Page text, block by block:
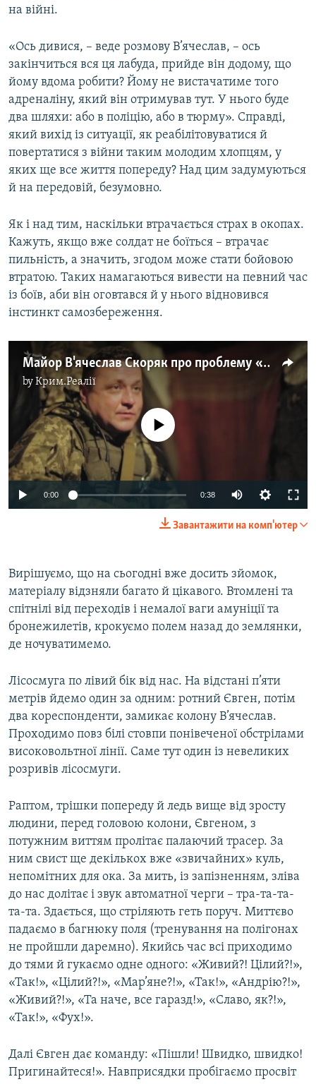
на війні.
«Ось дивися, – веде розмову В’ячеслав, – ось
закінчиться вся ця лабуда, прийде він додому, що
йому вдома робити? Йому не вистачатиме того
адреналіну, який він отримував тут. У нього буде
два шляхи: або в поліцію, або в тюрму». Справді,
який вихід із ситуації, як реабілітовуватися й
повертатися з війни таким молодим хлопцям, у
яких ще все життя попереду? Над цим задумуються
й на передовій, безумовно.
Як і над тим, наскільки втрачається страх в окопах.
Кажуть, якщо вже солдат не боїться – втрачає
пильність, а значить, згодом може стати бойовою
втратою. Таких намагаються вивести на певний час
із боїв, аби він оговтався й у нього відновився
інстинкт самозбереження.
Майор В'ячеслав Скоряк про проблему «повернення з війни»
byКрим.Реалії
No media source currently available
0:00 0:38
Завантажити на комп'ютер
Вирішуємо, що на сьогодні вже досить зйомок,
матеріалу відзняли багато й цікавого. Втомлені та
спітнілі від переходів і немалої ваги амуніції та
бронежилетів, крокуємо полем назад до землянки,
де ночуватимемо.
Лісосмуга по лівий бік від нас. На відстані п’яти
метрів йдемо один за одним: ротний Євген, потім
два кореспонденти, замикає колону В’ячеслав.
Проходимо повз білі стовпи понівеченої обстрілами
високовольтної лінії. Саме тут один із невеликих
розривів лісосмуги.
Раптом, трішки попереду й ледь вище від зросту
людини, перед головою колони, Євгеном, з
потужним виттям пролітає палаючий трасер. За
ним свист ще декількох вже «звичайних» куль,
непомітних для ока. За мить, із запізненням, зліва
до нас долітає і звук автоматної черги – тра-та-та-
та-та. Здається, що стріляють геть поруч. Миттєво
падаємо в багнюку поля (тренування на полігонах
не пройшли даремно). Якийсь час всі приходимо
до тями й гукаємо одне одного: «Живий?! Цілий?!»,
«Так!», «Цілий?!», «Мар’яне?!», «Так!», «Андрію?!»,
«Живий?!», «Та наче, все гаразд!», «Славо, як?!»,
«Так!», «Фух!».
Далі Євген дає команду: «Пішли! Швидко, швидко!
Пригинайтеся!». Навприсядки пробігаємо просвіт